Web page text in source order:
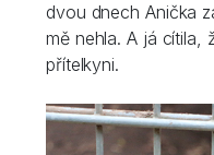
dvou dnech Anička
mě nehla. A já cítila,
přítelkyni.